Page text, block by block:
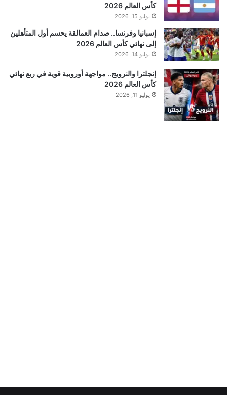
كأس العالم 2026
يوليو 15, 2026
إسبانيا وفرنسا.. صدام العمالقة يحسم أول المتأهلين
إلى نهائي كأس العالم 2026
يوليو 14, 2026
إنجلترا والنرويج.. مواجهة أوروبية قوية في ربع نهائي
كأس العالم 2026
يوليو 11, 2026